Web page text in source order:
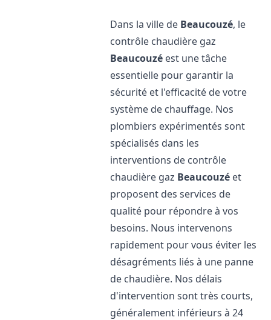
Dans la ville de Beaucouzé, le
contrôle chaudière gaz
Beaucouzé est une tâche
essentielle pour garantir la
sécurité et l'efficacité de votre
système de chauffage. Nos
plombiers expérimentés sont
spécialisés dans les
interventions de contrôle
chaudière gaz Beaucouzé et
proposent des services de
qualité pour répondre à vos
besoins. Nous intervenons
rapidement pour vous éviter les
désagréments liés à une panne
de chaudière. Nos délais
d'intervention sont très courts,
généralement inférieurs à 24